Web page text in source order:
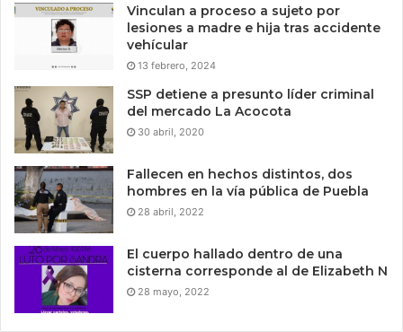
Vinculan a proceso a sujeto por
lesiones a madre e hija tras accidente
vehícular
13 febrero, 2024
SSP detiene a presunto líder criminal
del mercado La Acocota
30 abril, 2020
Fallecen en hechos distintos, dos
hombres en la vía pública de Puebla
28 abril, 2022
El cuerpo hallado dentro de una
cisterna corresponde al de Elizabeth N
28 mayo, 2022